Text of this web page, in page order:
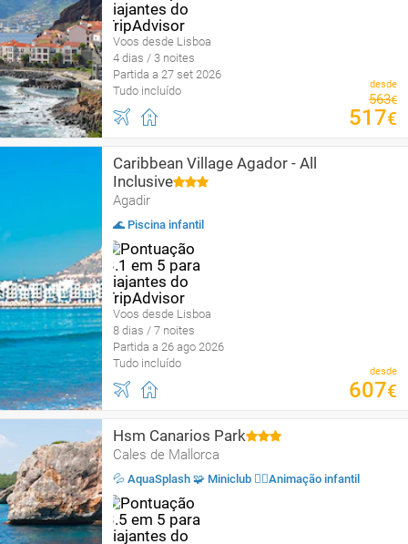
Voos desde Lisboa
4 dias / 3 noites
Partida a 27 set 2026
Tudo incluído
desde
563€
517€
Caribbean Village Agador - All
Inclusive
Agadir
🌊 Piscina infantil
Voos desde Lisboa
8 dias / 7 noites
Partida a 26 ago 2026
Tudo incluído
desde
607€
Hsm Canarios Park
Cales de Mallorca
💦 AquaSplash 🧩 Miniclub 🤹‍♂️Animação infantil